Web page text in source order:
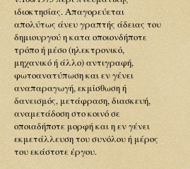
ιδιοκτησίας. Απαγορεύεται
απολύτως άνευ γραπτής άδειας του
δημιουργού η κατα οποιονδήποτε
τρόπο ή μέσο (ηλεκτρονικό,
μηχανικό ή άλλο) αντιγραφή,
φωτοανατύπωση και εν γένει
αναπαραγωγή, εκμίσθωση ή
δανεισμός, μετάφραση, διασκευή,
αναμετάδοση στο κοινό σε
οποιαδήποτε μορφή και η εν γένει
εκμετάλλευση του συνόλου ή μέρος
του εκάστοτε έργου.